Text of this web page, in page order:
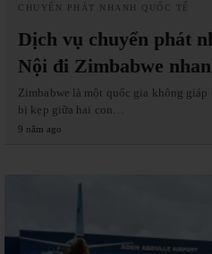
CHUYỂN PHÁT NHANH QUỐC TẾ
Dịch vụ chuyển phát
Nội đi Zimbabwe
Zimbabwe là một quốc gia không giáp
bị kẹp giữa hai con…
9 năm ago